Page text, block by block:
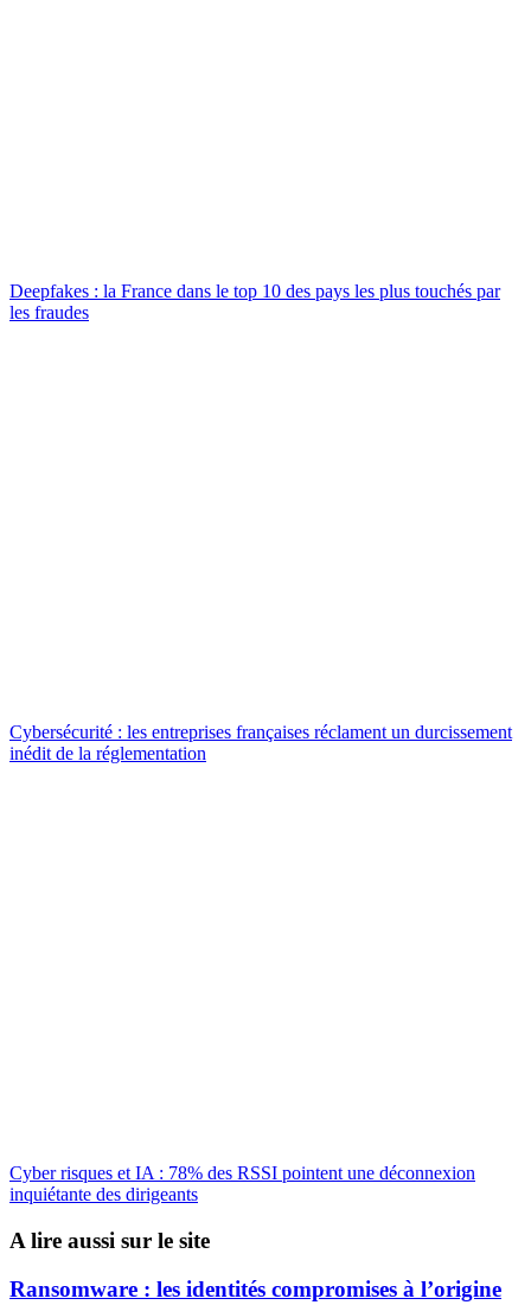
Deepfakes : la France dans le top 10 des pays les plus touchés par
les fraudes
Cybersécurité : les entreprises françaises réclament un durcissement
inédit de la réglementation
Cyber risques et IA : 78% des RSSI pointent une déconnexion
inquiétante des dirigeants
A lire aussi sur le site
Ransomware : les identités compromises à l’origine